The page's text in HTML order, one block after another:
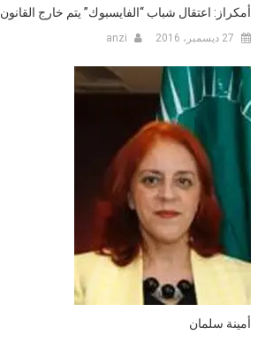
أمكراز: اعتقال شباب “الفايسبوك” يتم خارج القانون
27 ديسمبر، 2016 anzi
أمينة سلمان